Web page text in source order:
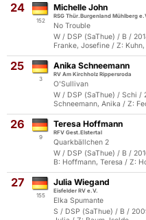
24
152
Michelle John
RSG Thür.Burgenland Mühlberg
No Trouble
W / DSP (SaThue) / B /
Franke, Josefine / Z:
25
3
Anika Schneemann
RV Am Kirchholz Rippersroda
O'Sullivan
W / DSP (SaThue) / Schi /
Schneemann, Anika / Z:
26
9
Teresa Hoffmann
RFV Gest.Elstertal
Quarkbällchen 2
W / DSP (SaThue) / B /
B: Hoffmann, Teresa / Z:
27
155
Julia Wiegand
Eisfelder RV e.V.
Elka Spumante
S / DSP (SaThue) / B /